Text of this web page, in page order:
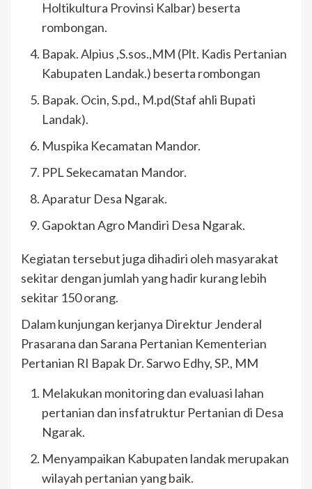
Holtikultura Provinsi Kalbar) beserta
rombongan.
Bapak. Alpius ,S.sos.,MM (Plt. Kadis Pertanian
Kabupaten Landak.) beserta rombongan
Bapak. Ocin, S.pd., M.pd(Staf ahli Bupati
Landak).
Muspika Kecamatan Mandor.
PPL Sekecamatan Mandor.
Aparatur Desa Ngarak.
Gapoktan Agro Mandiri Desa Ngarak.
Kegiatan tersebut juga dihadiri oleh masyarakat
sekitar dengan jumlah yang hadir kurang lebih
sekitar 150 orang.
Dalam kunjungan kerjanya Direktur Jenderal
Prasarana dan Sarana Pertanian Kementerian
Pertanian RI Bapak Dr. Sarwo Edhy, SP., MM
Melakukan monitoring dan evaluasi lahan
pertanian dan insfatruktur Pertanian di Desa
Ngarak.
Menyampaikan Kabupaten landak merupakan
wilayah pertanian yang baik.